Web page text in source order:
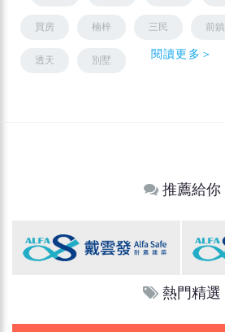
買房 楠梓 三民 前鎮
透天 別墅 閱讀更多＞
推薦給你
熱門精選